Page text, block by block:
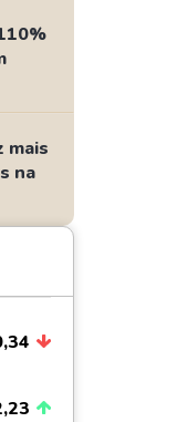
mais
na